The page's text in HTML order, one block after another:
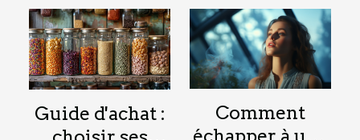
Guide d'achat :
Comment